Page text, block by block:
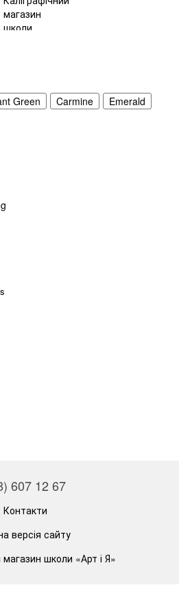
Green Carmine
Emerald
607 12 67
Контакти
версія сайту
магазин школи «Арт і Я»